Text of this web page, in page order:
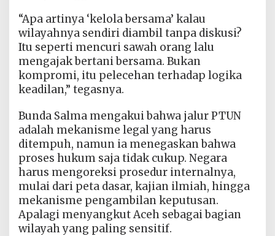
“Apa artinya ‘kelola bersama’ kalau
wilayahnya sendiri diambil tanpa diskusi?
Itu seperti mencuri sawah orang lalu
mengajak bertani bersama. Bukan
kompromi, itu pelecehan terhadap logika
keadilan,” tegasnya.
Bunda Salma mengakui bahwa jalur PTUN
adalah mekanisme legal yang harus
ditempuh, namun ia menegaskan bahwa
proses hukum saja tidak cukup. Negara
harus mengoreksi prosedur internalnya,
mulai dari peta dasar, kajian ilmiah, hingga
mekanisme pengambilan keputusan.
Apalagi menyangkut Aceh sebagai bagian
wilayah yang paling sensitif.